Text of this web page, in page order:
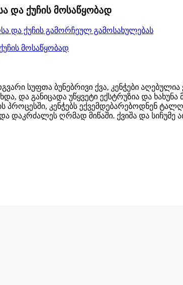
და ქუჩის მოსაწყობად
სუფთა ბუნებრივი ქვა, კენჭები
და განიცადა უწყვეტი ექსტრუზია და
კენჭებს ექვემდებარებოდნენ
დაკრძალეს ღრმად მიწაში. ქვიშა და სიჩუმე